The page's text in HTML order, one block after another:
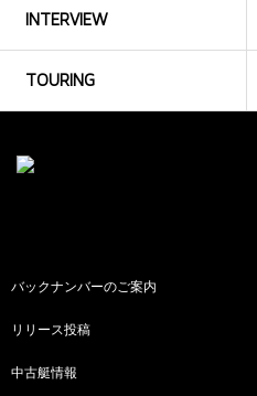
INTERVIEW
TOURING
バックナンバーのご案内
リリース投稿
中古艇情報